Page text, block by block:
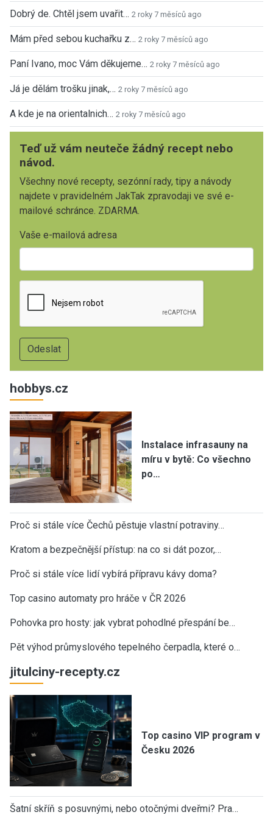
Dobrý de. Chtěl jsem uvařit… 2 roky 7 měsíců ago
Mám před sebou kuchařku z… 2 roky 7 měsíců ago
Paní Ivano, moc Vám děkujeme… 2 roky 7 měsíců ago
Já je dělám trošku jinak,… 2 roky 7 měsíců ago
A kde je na orientalnich… 2 roky 7 měsíců ago
Teď už vám neuteče žádný recept nebo
návod.
Všechny nové recepty, sezónní rady, tipy a návody
najdete v pravidelném JakTak zpravodaji ve své e-
mailové schránce. ZDARMA.
Vaše e-mailová adresa
hobbys.cz
Instalace infrasauny na
míru v bytě: Co všechno
po…
Proč si stále více Čechů pěstuje vlastní potraviny…
Kratom a bezpečnější přístup: na co si dát pozor,…
Proč si stále více lidí vybírá přípravu kávy doma?
Top casino automaty pro hráče v ČR 2026
Pohovka pro hosty: jak vybrat pohodlné přespání be…
Pět výhod průmyslového tepelného čerpadla, které o…
jitulciny-recepty.cz
Top casino VIP program v
Česku 2026
Šatní skříň s posuvnými, nebo otočnými dveřmi? Pra…